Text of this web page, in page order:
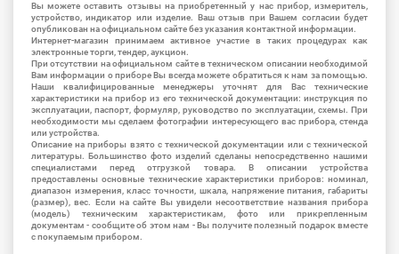
Вы можете оставить отзывы на приобретенный у нас прибор, измеритель,
устройство, индикатор или изделие. Ваш отзыв при Вашем согласии будет
опубликован на официальном сайте без указания контактной информации.
Интернет-магазин принимаем активное участие в таких процедурах как
электронные торги, тендер, аукцион.
При отсутствии на официальном сайте в техническом описании необходимой
Вам информации о приборе Вы всегда можете обратиться к нам за помощью.
Наши квалифицированные менеджеры уточнят для Вас технические
характеристики на прибор из его технической документации: инструкция по
эксплуатации, паспорт, формуляр, руководство по эксплуатации, схемы. При
необходимости мы сделаем фотографии интересующего вас прибора, стенда
или устройства.
Описание на приборы взято с технической документации или с технической
литературы. Большинство фото изделий сделаны непосредственно нашими
специалистами перед отгрузкой товара. В описании устройства
предоставлены основные технические характеристики приборов: номинал,
диапазон измерения, класс точности, шкала, напряжение питания, габариты
(размер), вес. Если на сайте Вы увидели несоответствие названия прибора
(модель) техническим характеристикам, фото или прикрепленным
документам - сообщите об этом нам - Вы получите полезный подарок вместе
с покупаемым прибором.